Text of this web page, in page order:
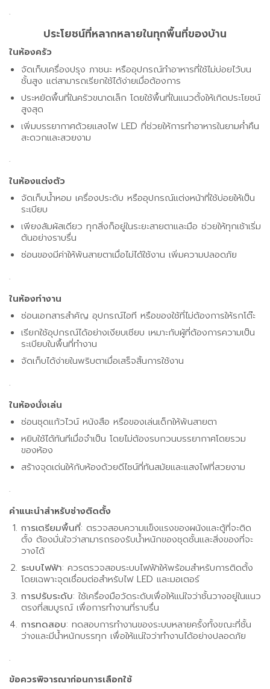
.
ประโยชน์ที่หลากหลายในทุกพื้นที่ของบ้าน
ในห้องครัว
จัดเก็บเครื่องปรุง ภาชนะ หรืออุปกรณ์ทำอาหารที่ใช้ไม่บ่อยไว้บน
ชั้นสูง แต่สามารถเรียกใช้ได้ง่ายเมื่อต้องการ
ประหยัดพื้นที่ในครัวขนาดเล็ก โดยใช้พื้นที่ในแนวตั้งให้เกิดประโยชน์
สูงสุด
เพิ่มบรรยากาศด้วยแสงไฟ LED ที่ช่วยให้การทำอาหารในยามค่ำคืน
สะดวกและสวยงาม
.
ในห้องแต่งตัว
จัดเก็บน้ำหอม เครื่องประดับ หรืออุปกรณ์แต่งหน้าที่ใช้บ่อยให้เป็น
ระเบียบ
เพียงสัมผัสเดียว ทุกสิ่งก็อยู่ในระยะสายตาและมือ ช่วยให้ทุกเช้าเริ่ม
ต้นอย่างราบรื่น
ซ่อนของมีค่าให้พ้นสายตาเมื่อไม่ได้ใช้งาน เพิ่มความปลอดภัย
.
ในห้องทำงาน
ซ่อนเอกสารสำคัญ อุปกรณ์ไอที หรือของใช้ที่ไม่ต้องการให้รกโต๊ะ
เรียกใช้อุปกรณ์ได้อย่างเงียบเชียบ เหมาะกับผู้ที่ต้องการความเป็น
ระเบียบในพื้นที่ทำงาน
จัดเก็บได้ง่ายในพริบตาเมื่อเสร็จสิ้นการใช้งาน
.
ในห้องนั่งเล่น
ซ่อนชุดแก้วไวน์ หนังสือ หรือของเล่นเด็กให้พ้นสายตา
หยิบใช้ได้ทันทีเมื่อจำเป็น โดยไม่ต้องรบกวนบรรยากาศโดยรวม
ของห้อง
สร้างจุดเด่นให้กับห้องด้วยดีไซน์ที่ทันสมัยและแสงไฟที่สวยงาม
.
คำแนะนำสำหรับช่างติดตั้ง
การเตรียมพื้นที่: ตรวจสอบความแข็งแรงของผนังและตู้ที่จะติด
ตั้ง ต้องมั่นใจว่าสามารถรองรับน้ำหนักของชุดชั้นและสิ่งของที่จะ
วางได้
ระบบไฟฟ้า: ควรตรวจสอบระบบไฟฟ้าให้พร้อมสำหรับการติดตั้ง
โดยเฉพาะจุดเชื่อมต่อสำหรับไฟ LED และมอเตอร์
การปรับระดับ: ใช้เครื่องมือวัดระดับเพื่อให้แน่ใจว่าชั้นวางอยู่ในแนว
ตรงที่สมบูรณ์ เพื่อการทำงานที่ราบรื่น
การทดสอบ: ทดสอบการทำงานของระบบหลายครั้งทั้งขณะที่ชั้น
ว่างและมีน้ำหนักบรรทุก เพื่อให้แน่ใจว่าทำงานได้อย่างปลอดภัย
.
ข้อควรพิจารณาก่อนการเลือกใช้